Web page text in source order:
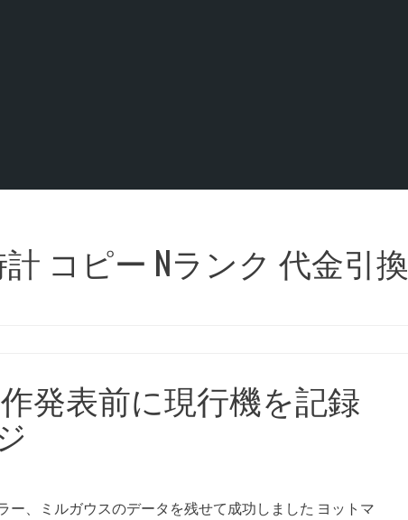
コピー Nランク 代金引換
発表前に現行機を記録
ー、ミルガウスのデータを残せて成功しました ヨットマ